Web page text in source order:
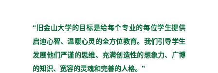
“旧金山大学的目标是给每个专业的每位学生提供
启迪心智、温暖心灵的全方位教育。 我们引导学生
发展他们严谨的思维、充满创造性的想象力、广博
的知识、宽容的灵魂和完善的人格。”